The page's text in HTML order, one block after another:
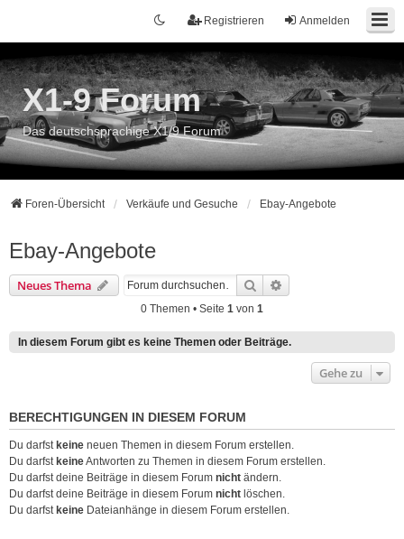
Anmelden
Registrieren
X1-9 Forum
Das deutschsprachige X1/9 Forum
Foren-Übersicht Verkäufe und Gesuche Ebay-Angebote
Ebay-Angebote
Neues Thema Suche
0 Themen • Seite 1 von 1
In diesem Forum gibt es keine Themen oder Beiträge.
Gehe zu
BERECHTIGUNGEN IN DIESEM FORUM
Du darfst keine neuen Themen in diesem Forum erstellen.
Du darfst keineAntworten zu Themen in diesem Forum erstellen.
Du darfst deine Beiträge in diesem Forum nicht ändern.
Du darfst deine Beiträge in diesem Forum nicht löschen.
Du darfst keine Dateianhänge in diesem Forum erstellen.